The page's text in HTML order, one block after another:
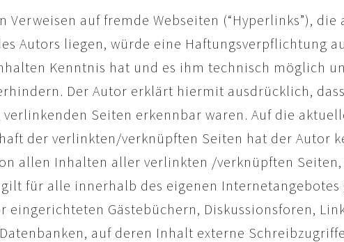
auf fremde Webseiten (“Hyperlinks”), die
Autors liegen, würde eine Haftungsverpflichtung
Kenntnis hat und es ihm technisch möglich
Der Autor erklärt hiermit ausdrücklich,
Seiten erkennbar waren. Auf die
der verlinkten/verknüpften Seiten hat der Autor
allen Inhalten aller verlinkten /verknüpften
für alle innerhalb des eigenen Internetangebotes
eingerichteten Gästebüchern, Diskussionsforen,
auf deren Inhalt externe